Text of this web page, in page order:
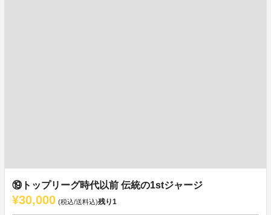
⑲トップリーグ時代以前 伝統の1stジャージ
¥30,000 (税込/送料込)残り1